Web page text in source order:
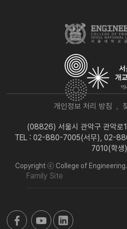
개인정보 처리 방침
(08826) 서울시 관악구 관악로
TEL : 02-880-7005(서무), 02-
7010(학생)
Copyright ⓒ College of
Family Site